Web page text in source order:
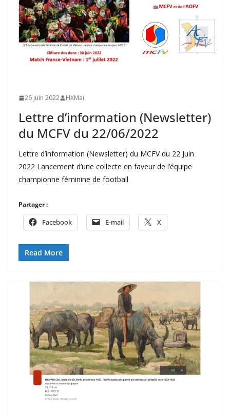
26 juin 2022 HXMai
Lettre d’information (Newsletter)
du MCFV du 22/06/2022
Lettre d’information (Newsletter) du MCFV du 22 Juin
2022 Lancement d’une collecte en faveur de l’équipe
championne féminine de football
Partager :
Facebook E-mail X
Read More